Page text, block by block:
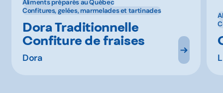
Aliments préparés au Québec
Confitures, gelées, marmelades et tartinades
Dora Traditionnelle
Confiture de fraises
Dora